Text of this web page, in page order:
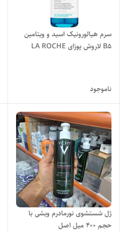
سرم هیالورونیک اسید و ویتامین
B5 لاروش پوزای LA ROCHE
ناموجود
ژل شستشوی نورمادرم ویشی با
حجم 400 میل اصل